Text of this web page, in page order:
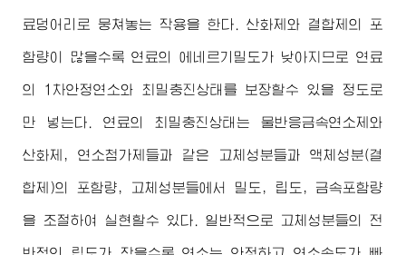
료덩어리로 뭉쳐놓는 작용을 한다. 산화제와 결합제의 포
함량이 많을수록 연료의 에네르기밀도가 낮아지므로 연료
의 1차안정연소와 최밀충진상태를 보장할수 있을 정도로
만 넣는다. 연료의 최밀충진상태는 물반응금속연소제와
산화제, 연소첨가제들과 같은 고체성분들과 액체성분(결
합제)의 포함량, 고체성분들에서 밀도, 립도, 금속포함량
을 조절하여 실현할수 있다. 일반적으로 고체성분들의 전